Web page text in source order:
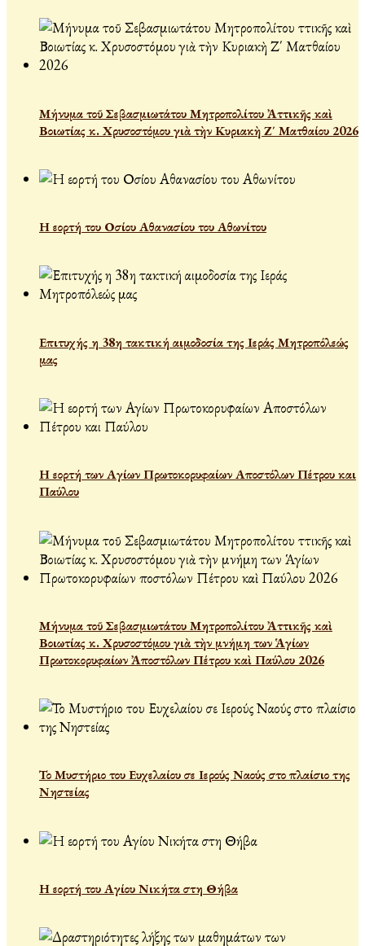
Μήνυμα τοῦ Σεβασμιωτάτου Μητροπολίτου Ἀττικῆς καὶ
Βοιωτίας κ. Χρυσοστόμου γιὰ τὴν Κυριακὴ Ζ΄ Ματθαίου 2026
Η εορτή του Οσίου Αθανασίου του Αθωνίτου
Επιτυχής η 38η τακτική αιμοδοσία της Ιεράς Μητροπόλεώς
μας
Η εορτή των Αγίων Πρωτοκορυφαίων Αποστόλων Πέτρου και
Παύλου
Μήνυμα τοῦ Σεβασμιωτάτου Μητροπολίτου Ἀττικῆς καὶ
Βοιωτίας κ. Χρυσοστόμου γιὰ τὴν μνήμη των Ἁγίων
Πρωτοκορυφαίων Ἀποστόλων Πέτρου καὶ Παύλου 2026
Το Μυστήριο του Ευχελαίου σε Ιερούς Ναούς στο πλαίσιο της
Νηστείας
Η εορτή του Αγίου Νικήτα στη Θήβα